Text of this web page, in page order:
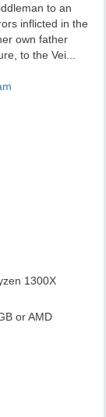
to an
inflicted in the
own father
to the Vei...
1300X
or AMD